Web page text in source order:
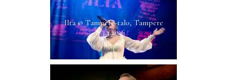
Ilta @ Tampere-talo, Tampere
3.4.2026